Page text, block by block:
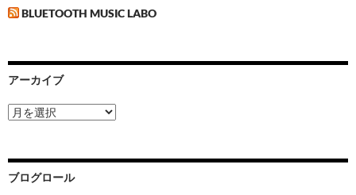
BLUETOOTH MUSIC LABO
アーカイブ
ア
ー
ブ
ブログロール